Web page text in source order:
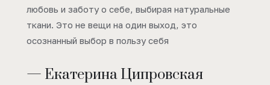
любовь и заботу о себе, выбирая натуральные
ткани. Это не вещи на один выход, это
осознанный выбор в пользу себя
— Екатерина Ципровская